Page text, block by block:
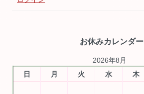
お休みカレンダー
2026年8月
日
月 火 水 木